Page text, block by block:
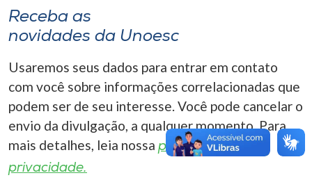
A+
Receba as
novidades da Unoesc
Usaremos seus dados para entrar em contato
com você sobre informações correlacionadas que
podem ser de seu interesse. Você pode cancelar o
envio da divulgação, a qualquer momento. Para
mais detalhes, leia nossa política de
privacidade.